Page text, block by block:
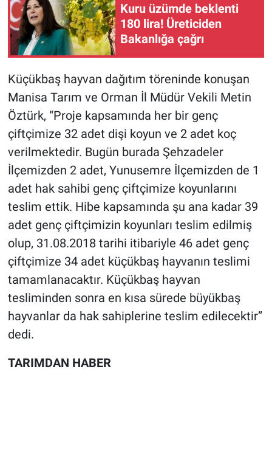
Kuru üzümde beklenti
180 lira! Üreticiden
Bakanlığa çağrı
Küçükbaş hayvan dağıtım töreninde konuşan
Manisa Tarım ve Orman İl Müdür Vekili Metin
Öztürk, “Proje kapsamında her bir genç
çiftçimize 32 adet dişi koyun ve 2 adet koç
verilmektedir. Bugün burada Şehzadeler
İlçemizden 2 adet, Yunusemre İlçemizden de 1
adet hak sahibi genç çiftçimize koyunlarını
teslim ettik. Hibe kapsamında şu ana kadar 39
adet genç çiftçimizin koyunları teslim edilmiş
olup, 31.08.2018 tarihi itibariyle 46 adet genç
çiftçimize 34 adet küçükbaş hayvanın teslimi
tamamlanacaktır. Küçükbaş hayvan
tesliminden sonra en kısa sürede büyükbaş
hayvanlar da hak sahiplerine teslim edilecektir”
dedi.
TARIMDAN HABER